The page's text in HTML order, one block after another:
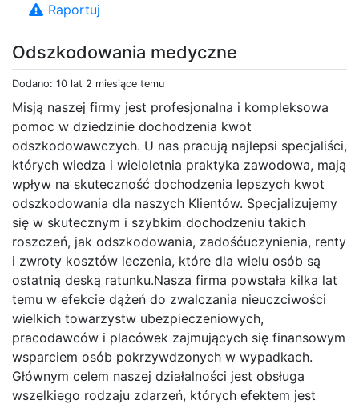
Odszkodowania medyczne
Dodano: 10 lat 2 miesiące temu
Misją naszej firmy jest profesjonalna i kompleksowa
pomoc w dziedzinie dochodzenia kwot
odszkodowawczych. U nas pracują najlepsi specjaliści,
których wiedza i wieloletnia praktyka zawodowa, mają
wpływ na skuteczność dochodzenia lepszych kwot
odszkodowania dla naszych Klientów. Specjalizujemy
się w skutecznym i szybkim dochodzeniu takich
roszczeń, jak odszkodowania, zadośćuczynienia, renty
i zwroty kosztów leczenia, które dla wielu osób są
ostatnią deską ratunku.Nasza firma powstała kilka lat
temu w efekcie dążeń do zwalczania nieuczciwości
wielkich towarzystw ubezpieczeniowych,
pracodawców i placówek zajmujących się finansowym
wsparciem osób pokrzywdzonych w wypadkach.
Głównym celem naszej działalności jest obsługa
wszelkiego rodzaju zdarzeń, których efektem jest
Raportuj